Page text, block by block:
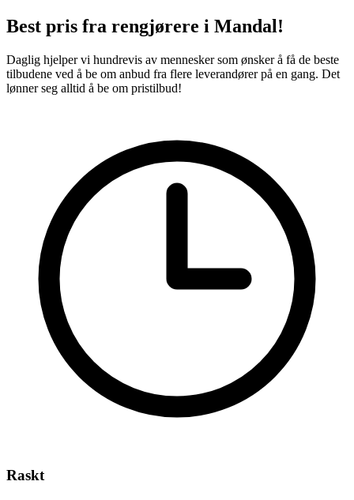
Best pris fra rengjørere i Mandal!
Daglig hjelper vi hundrevis av mennesker som ønsker å få de beste
tilbudene ved å be om anbud fra flere leverandører på en gang. Det
lønner seg alltid å be om pristilbud!
Raskt